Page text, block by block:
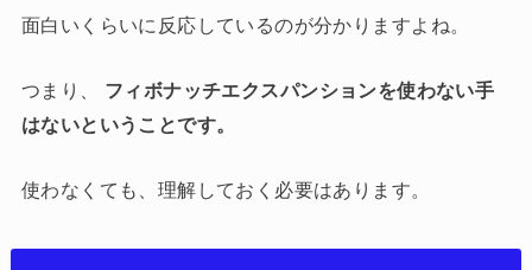
面白いくらいに反応しているのが分かりますよね。
つまり、
フィボナッチエクスパンションを使わない手
はないということです。
使わなくても、理解しておく必要はあります。